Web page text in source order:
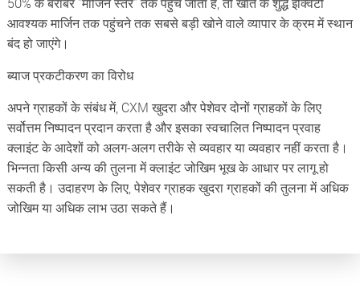
आवश्यक मार्जिन तक पहुंचने तक सबसे बड़ी खोने वाले व्यापार के क्रम में स्थान
बंद हो जाएंगे।
ब्याज प्रकटीकरण का विरोध
अपने ग्राहकों के संबंध में, CXM खुदरा और पेशेवर दोनों ग्राहकों के लिए
सर्वोत्तम निष्पादन प्रदान करता है और इसका स्वचालित निष्पादन प्रवाह
क्लाइंट के आदेशों को अलग-अलग तरीके से व्यवहार या व्यवहार नहीं करता है।
भिन्नता किसी अन्य की तुलना में क्लाइंट जोखिम भूख के आधार पर लागू हो
सकती है। उदाहरण के लिए, पेशेवर ग्राहक खुदरा ग्राहकों की तुलना में अधिक
जोखिम या अधिक लाभ उठा सकते हैं।